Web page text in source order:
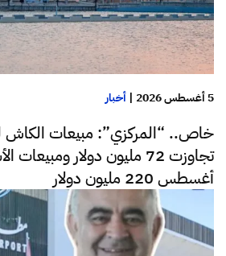
5 أغسطس 2026 | أخبار
خاص.. “المركزي”: مبيعات الكاش
تجاوزت 72 مليون دولار
أغسطس 220 مليون دولار